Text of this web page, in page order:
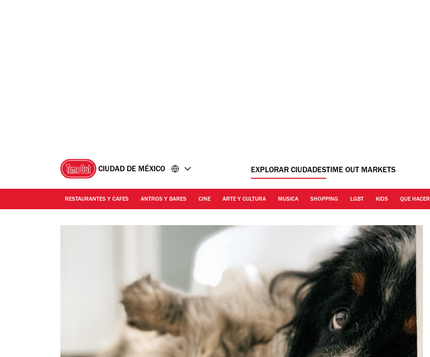
CIUDAD DE MÉXICO EXPLORAR CIUDADESTIME OUT MARKETS
RESTAURANTES Y CAFES ANTROS Y BARES CINE ARTE Y CULTURA MUSICA SHOPPING LGBT KIDS QUE HACER